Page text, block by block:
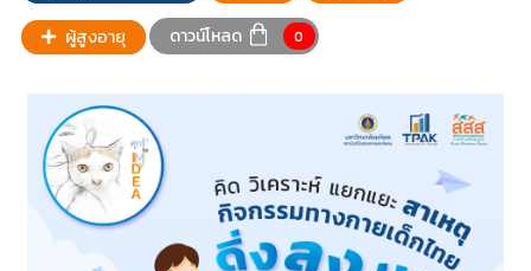
ผู้สูงอายุ ดาวน์โหลด 0
ทั้งหมด 417 บทความ